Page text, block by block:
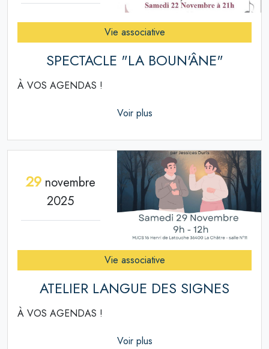
Vie associative
SPECTACLE "LA BOUN'ÂNE"
À VOS AGENDAS !
Voir plus
29novembre
2025
Vie associative
ATELIER LANGUE DES SIGNES
À VOS AGENDAS !
Voir plus